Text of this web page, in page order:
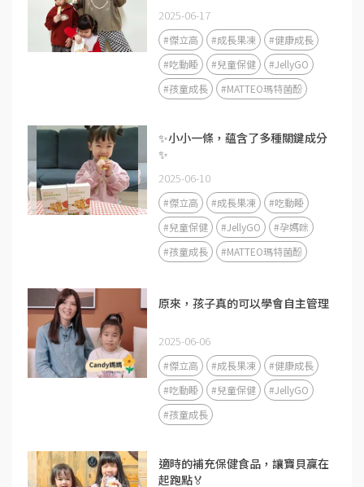
2025-06-17
#傑立高 #成長果凍
#健康成長
#吃動睡
#兒童保健
#JellyGO
#孩童成長
#MATTEO瑪特菌酚
✨小小一條，蘊含了多種關鍵成分
✨
2025-06-10
#傑立高 #成長果凍
#吃動睡
#兒童保健
#JellyGO
#孕媽咪
#孩童成長
#MATTEO瑪特菌酚
原來，孩子真的可以學會自主管理
2025-06-06
#傑立高 #成長果凍
#健康成長
#吃動睡
#兒童保健
#JellyGO
#孩童成長
適時的補充保健食品，讓寶貝贏在
起跑點🏅